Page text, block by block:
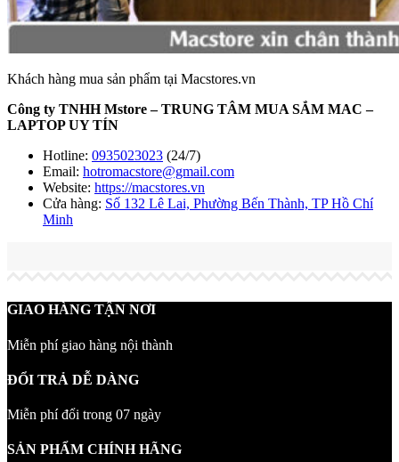
Khách hàng mua sản phẩm tại Macstores.vn
Công ty TNHH Mstore – TRUNG TÂM MUA SẮM MAC –
LAPTOP UY TÍN
Hotline: 0935023023 (24/7)
Email: hotromacstore@gmail.com
Website: https://macstores.vn
Cửa hàng: Số 132 Lê Lai, Phường Bến Thành, TP Hồ Chí
Minh
GIAO HÀNG TẬN NƠI
Miễn phí giao hàng nội thành
ĐỔI TRẢ DỄ DÀNG
Miễn phí đổi trong 07 ngày
SẢN PHẨM CHÍNH HÃNG